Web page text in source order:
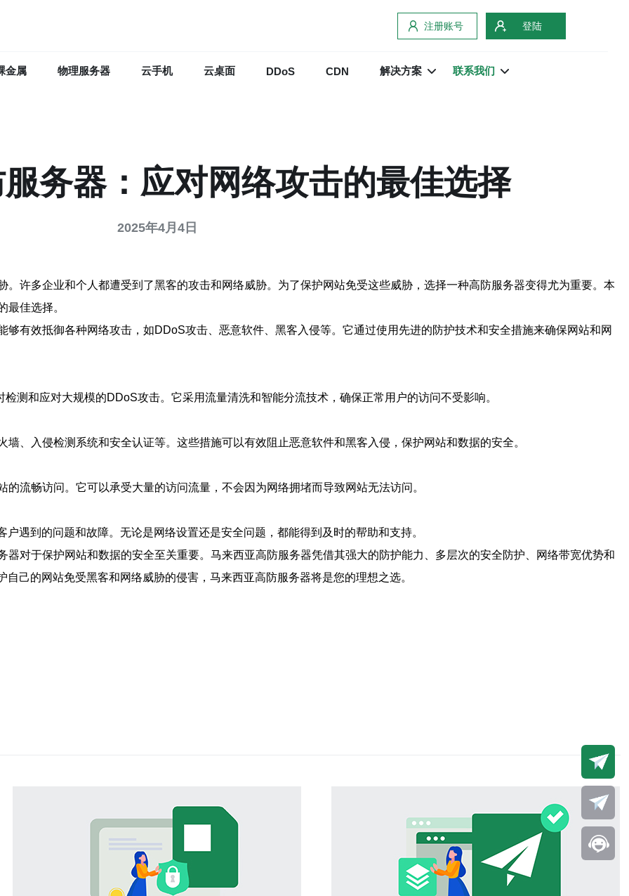
注册账号 登陆
金属 物理服务器 云手机 云桌面 DDoS CDN 解决方案 联系我们
务器：应对网络攻击的最佳选择
2025年4月4日
许多企业和个人都遭受到了黑客的攻击和网络威胁。为了保护网站免受这些威胁，选择一种高防服务器变得尤为重要。本
最佳选择。
有效抵御各种网络攻击，如DDoS攻击、恶意软件、黑客入侵等。它通过使用先进的防护技术和安全措施来确保网站和网
测和应对大规模的DDoS攻击。它采用流量清洗和智能分流技术，确保正常用户的访问不受影响。
、入侵检测系统和安全认证等。这些措施可以有效阻止恶意软件和黑客入侵，保护网站和数据的安全。
流畅访问。它可以承受大量的访问流量，不会因为网络拥堵而导致网站无法访问。
遇到的问题和故障。无论是网络设置还是安全问题，都能得到及时的帮助和支持。
对于保护网站和数据的安全至关重要。马来西亚高防服务器凭借其强大的防护能力、多层次的安全防护、网络带宽优势和
己的网站免受黑客和网络威胁的侵害，马来西亚高防服务器将是您的理想之选。